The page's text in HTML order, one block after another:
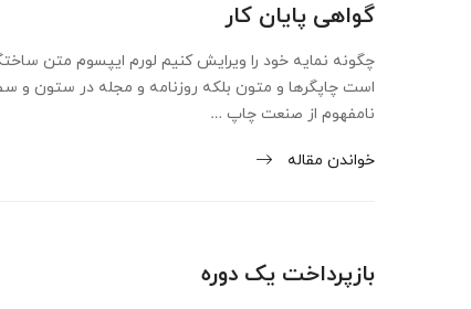
گواهی پایان کار
چگونه نمایه خود را ویرایش کنیم لورم ایپسوم متن
است چاپگرها و متون بلکه روزنامه و مجله در ستون و
نامفهوم از صنعت چاپ …
خواندن مقاله
بازپرداخت یک دوره